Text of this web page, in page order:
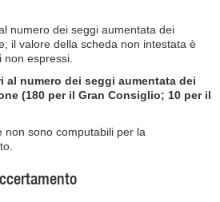
numero dei seggi aumentata dei
il valore della scheda non intestata è
espressi.
al numero dei seggi aumentata dei
(180 per il Gran Consiglio; 10 per il
non sono computabili per la